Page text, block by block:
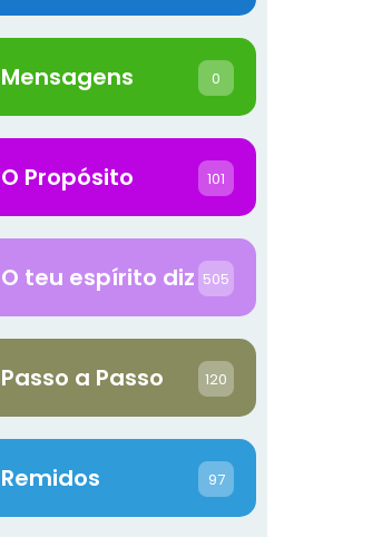
Mensagens 0
O Propósito 101
O teu espírito diz 505
Passo a Passo 120
Remidos 97